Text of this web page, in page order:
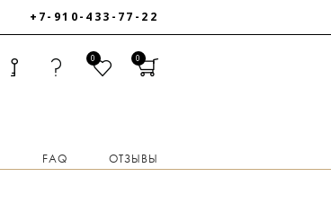
+7-910-433-77-22
0 0
FAQ ОТЗЫВЫ